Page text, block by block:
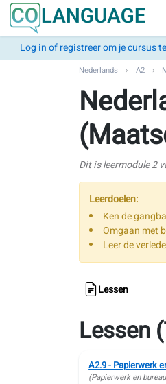
Log in of registreer om je cursus
Nederlands A2
Dit is leermodule 2
Leerdoelen:
Ken de
Omgaan met
Leer de
Lessen
Lessen
A2.9 - Papierwerk
(Papierwerk en